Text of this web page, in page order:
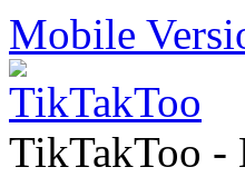
Mobile
TikTakToo -